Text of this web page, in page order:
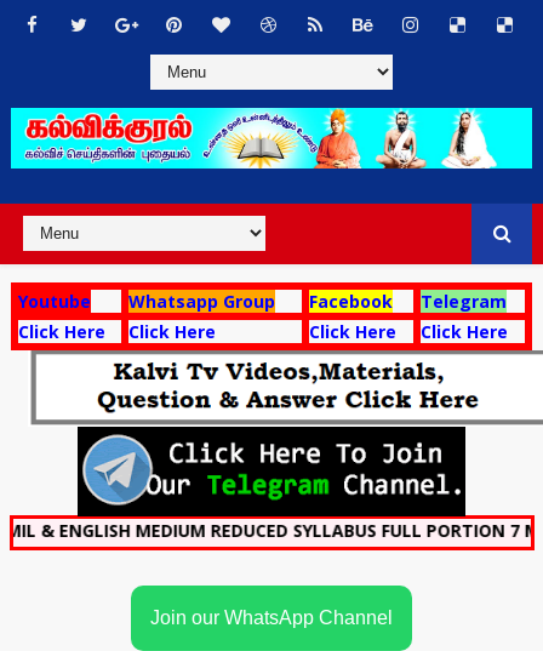
Youtube Whatsapp Group Facebook
Telegram
Click Here
Click Here Click Here Click Here
MEDIUM REDUCED SYLLABUS FULL PORTION 7 MODEL
Join our WhatsApp Channel